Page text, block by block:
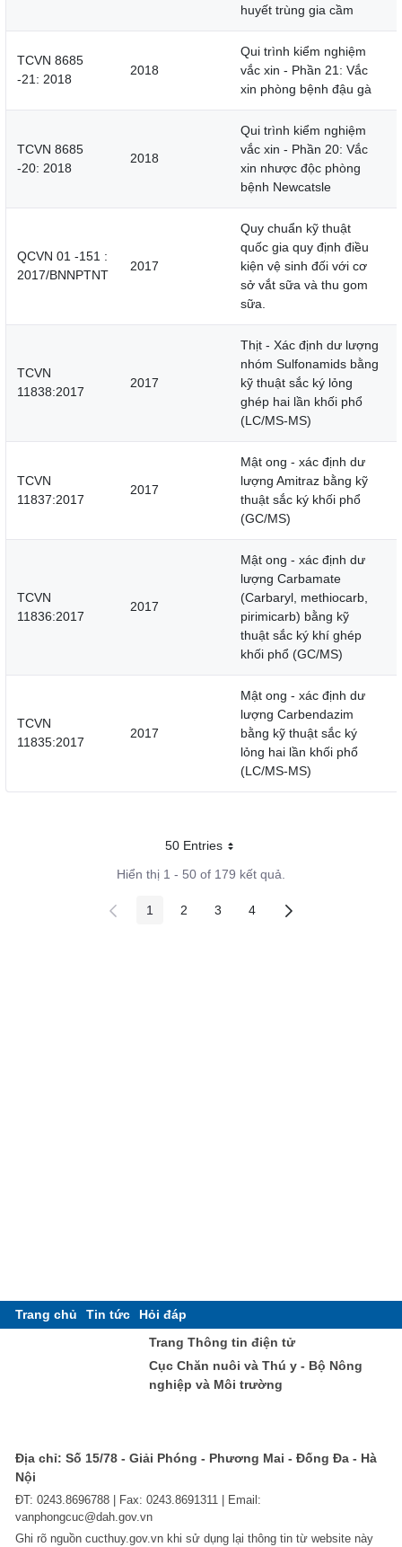
huyết trùng gia cầm
TCVN 8685
-21: 2018
2018
Qui trình kiểm nghiệm
vắc xin - Phần 21: Vắc
xin phòng bệnh đậu gà
TCVN 8685
-20: 2018
2018
Qui trình kiểm nghiệm
vắc xin - Phần 20: Vắc
xin nhược độc phòng
bệnh Newcatsle
QCVN 01 -151 :
2017/BNNPTNT
2017
Quy chuẩn kỹ thuật
quốc gia quy định điều
kiện vệ sinh đối với cơ
sở vắt sữa và thu gom
sữa.
TCVN
11838:2017
2017
Thịt - Xác định dư lượng
nhóm Sulfonamids bằng
kỹ thuật sắc ký lỏng
ghép hai lần khối phổ
(LC/MS-MS)
TCVN
11837:2017
2017
Mật ong - xác định dư
lượng Amitraz bằng kỹ
thuật sắc ký khối phổ
(GC/MS)
TCVN
11836:2017
2017
Mật ong - xác định dư
lượng Carbamate
(Carbaryl, methiocarb,
pirimicarb) bằng kỹ
thuật sắc ký khí ghép
khối phổ (GC/MS)
TCVN
11835:2017
2017
Mật ong - xác định dư
lượng Carbendazim
bằng kỹ thuật sắc ký
lỏng hai lần khối phổ
(LC/MS-MS)
50 EntriesMỗi trang
Hiển thị 1 - 50 of 179 kết quả.
Các trang trên cổng
1 Các trang trên cổng
2 Các trang trên cổng
3 Các trang trên cổng
4
Trang chủ Tin tức
Hỏi đáp
Trang Thông tin điện tử
Cục Chăn nuôi và Thú y - Bộ Nông
nghiệp và Môi trường
Địa chỉ: Số 15/78 - Giải Phóng - Phương Mai - Đống Đa - Hà
Nội
ĐT: 0243.8696788 | Fax: 0243.8691311 | Email:
vanphongcuc@dah.gov.vn
Ghi rõ nguồn cucthuy.gov.vn khi sử dụng lại thông tin từ website này